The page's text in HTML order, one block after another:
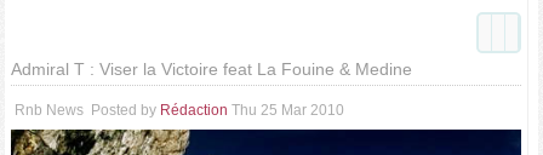
Admiral T : Viser la Victoire feat La Fouine & Medine
Rnb News Posted by Rédaction Thu 25 Mar 2010